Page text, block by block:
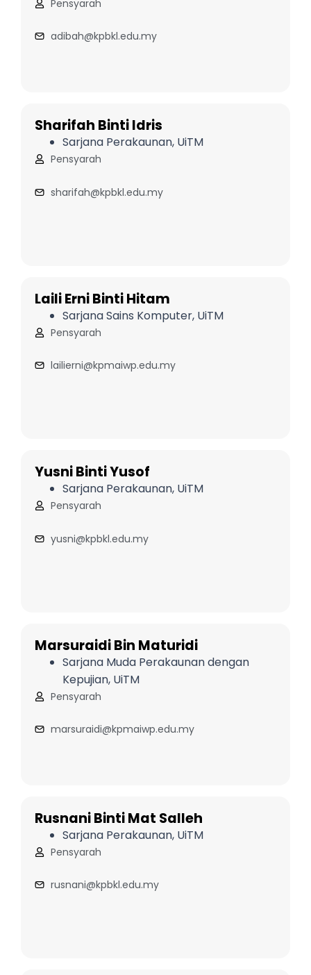
Pensyarah
adibah@kpbkl.edu.my
Sharifah Binti Idris
Sarjana Perakaunan, UiTM
Pensyarah
sharifah@kpbkl.edu.my
Laili Erni Binti Hitam
Sarjana Sains Komputer, UiTM
Pensyarah
lailierni@kpmaiwp.edu.my
Yusni Binti Yusof
Sarjana Perakaunan, UiTM
Pensyarah
yusni@kpbkl.edu.my
Marsuraidi Bin Maturidi
Sarjana Muda Perakaunan dengan
Kepujian, UiTM
Pensyarah
marsuraidi@kpmaiwp.edu.my
Rusnani Binti Mat Salleh
Sarjana Perakaunan, UiTM
Pensyarah
rusnani@kpbkl.edu.my